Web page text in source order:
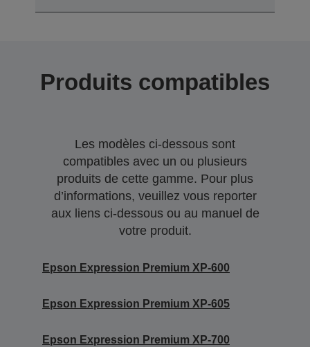
Produits compatibles
Les modèles ci-dessous sont
compatibles avec un ou plusieurs
produits de cette gamme. Pour plus
d’informations, veuillez vous reporter
aux liens ci-dessous ou au manuel de
votre produit.
Epson Expression Premium XP-600
Epson Expression Premium XP-605
Epson Expression Premium XP-700